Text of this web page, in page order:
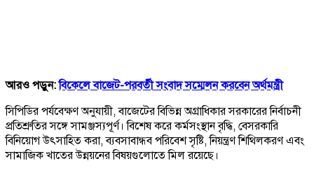
আরও পড়ুন:বিকেলে বাজেট-পরবর্তী সংবাদ সম্মেলন করবেন অর্থমন্ত্রী
সিপিডির পর্যবেক্ষণ অনুযায়ী, বাজেটের বিভিন্ন অগ্রাধিকার সরকারের নির্বাচনী
প্রতিশ্রুতির সঙ্গে সামঞ্জস্যপূর্ণ। বিশেষ করে কর্মসংস্থান বৃদ্ধি, বেসরকারি
বিনিয়োগ উৎসাহিত করা, ব্যবসাবান্ধব পরিবেশ সৃষ্টি, নিয়ন্ত্রণ শিথিলকরণ এবং
সামাজিক খাতের উন্নয়নের বিষয়গুলোতে মিল রয়েছে।